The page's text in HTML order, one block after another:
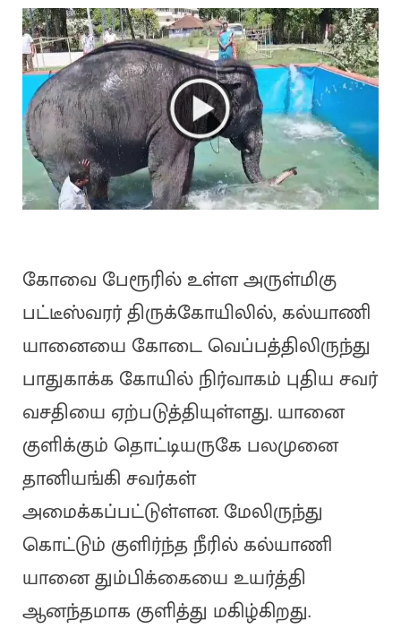
கோவை பேரூரில் உள்ள அருள்மிகு
பட்டீஸ்வரர் திருக்கோயிலில், கல்யாணி
யானையை கோடை வெப்பத்திலிருந்து
பாதுகாக்க கோயில் நிர்வாகம் புதிய சவர்
வசதியை ஏற்படுத்தியுள்ளது. யானை
குளிக்கும் தொட்டியருகே பலமுனை
தானியங்கி சவர்கள்
அமைக்கப்பட்டுள்ளன. மேலிருந்து
கொட்டும் குளிர்ந்த நீரில் கல்யாணி
யானை தும்பிக்கையை உயர்த்தி
ஆனந்தமாக குளித்து மகிழ்கிறது.